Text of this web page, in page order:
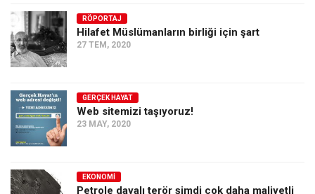
7 soruda bu hafta
Ekonomi
Spor
Sağlık
Gıda-Beslenme
Türkiye
RÖPORTAJ
Hilafet Müslümanların birliği için şart
27 TEM, 2020
GERÇEK HAYAT
Web sitemizi taşıyoruz!
23 MAY, 2020
EKONOMI
Petrole dayalı terör şimdi çok daha maliyetli